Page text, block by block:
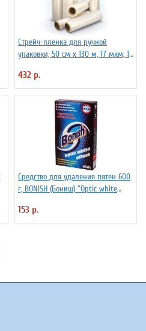
Стрейч-пленка для ручной
упаковки, 50 см х 130 м, 17 мкм, 1
растяжение 300%
432 р.
Средство для удаления пятен 600
г, BONISH (Бониш) "Optic white
153 р.